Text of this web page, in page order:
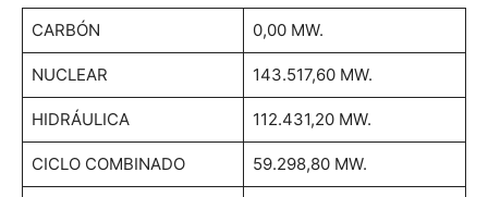
CARBÓN 0,00 MW.
NUCLEAR 143.517,60 MW.
HIDRÁULICA 112.431,20 MW.
CICLO COMBINADO 59.298,80 MW.